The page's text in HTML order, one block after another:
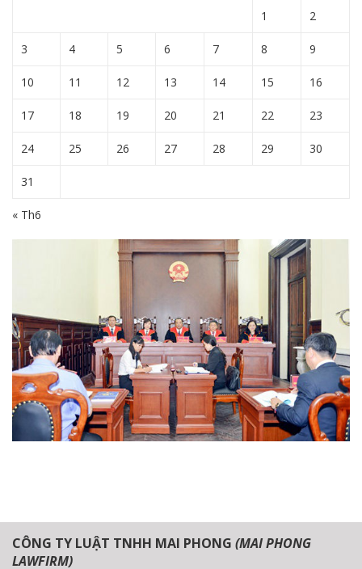
1 2
3 4 5 6 7 8 9
10 11 12 13 14 15 16
17 18 19 20 21 22 23
24 25 26 27 28 29 30
31
« Th6
CÔNG TY LUẬT TNHH MAI PHONG (MAI PHONG
LAWFIRM)